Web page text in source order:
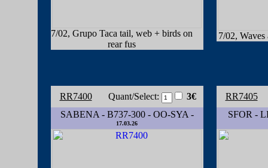
7/02, Grupo Taca tail, web + birds on
rear fus
7/02, Waves
RR7400 Quant/Select:
3€
SABENA - B737-300 - OO-SYA -
17.03.26
RR7405
SFOR -